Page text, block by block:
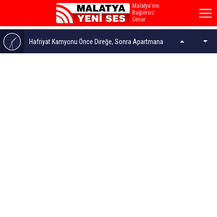
Malatya'nın
Bağımsız
Cesur
Sesi...
Hafriyat Kamyonu Önce Direğe, Sonra Apartmana